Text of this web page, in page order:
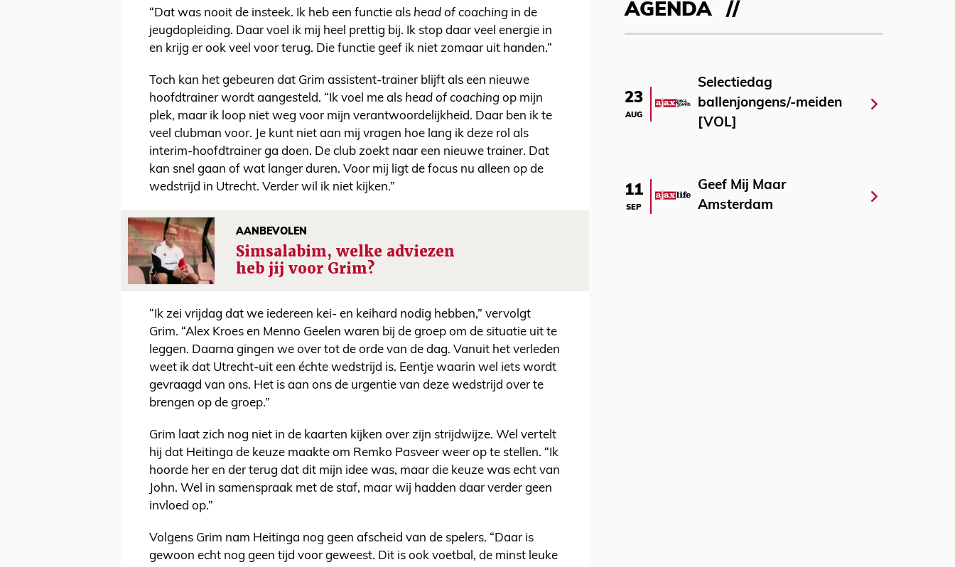
“Dat was nooit de insteek. Ik heb een functie als head of coaching in de
jeugdopleiding. Daar voel ik mij heel prettig bij. Ik stop daar veel energie in
en krijg er ook veel voor terug. Die functie geef ik niet zomaar uit handen.”
Toch kan het gebeuren dat Grim assistent-trainer blijft als een nieuwe
hoofdtrainer wordt aangesteld. “Ik voel me als head of coaching op mijn
plek, maar ik loop niet weg voor mijn verantwoordelijkheid. Daar ben ik te
veel clubman voor. Je kunt niet aan mij vragen hoe lang ik deze rol als
interim-hoofdtrainer ga doen. De club zoekt naar een nieuwe trainer. Dat
kan snel gaan of wat langer duren. Voor mij ligt de focus nu alleen op de
wedstrijd in Utrecht. Verder wil ik niet kijken.”
AANBEVOLEN
Simsalabim, welke adviezen
heb jij voor Grim?
“Ik zei vrijdag dat we iedereen kei- en keihard nodig hebben,” vervolgt
Grim. “Alex Kroes en Menno Geelen waren bij de groep om de situatie uit te
leggen. Daarna gingen we over tot de orde van de dag. Vanuit het verleden
weet ik dat Utrecht-uit een échte wedstrijd is. Eentje waarin wel iets wordt
gevraagd van ons. Het is aan ons de urgentie van deze wedstrijd over te
brengen op de groep.”
Grim laat zich nog niet in de kaarten kijken over zijn strijdwijze. Wel vertelt
hij dat Heitinga de keuze maakte om Remko Pasveer weer op te stellen. “Ik
hoorde her en der terug dat dit mijn idee was, maar die keuze was echt van
John. Wel in samenspraak met de staf, maar wij hadden daar verder geen
invloed op.”
Volgens Grim nam Heitinga nog geen afscheid van de spelers. “Daar is
gewoon echt nog geen tijd voor geweest. Dit is ook voetbal, de minst leuke
AGENDA
23
AUG
Selectiedag
ballenjongens/-meiden
[VOL]
11
SEP
Geef Mij Maar
Amsterdam